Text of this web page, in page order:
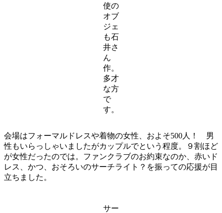
使の
オブ
ジェ
も石
井さ
ん
作。
多才
な方
で
す。
会場はフォーマルドレスや着物の女性、およそ500人！ 男
性もいらっしゃいましたがカップルでという程度。９割ほど
が女性だったのでは。ファンクラブのお約束なのか、赤いド
レス、かつ、おそろいのサーチライト？を振っての応援が目
立ちました。
サー